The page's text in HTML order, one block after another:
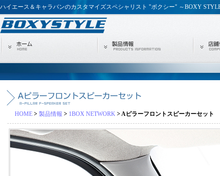
ハイエース＆キャラバンのカスタマイズスペシャリスト "ボクシー" ～BOXY
HOME > 製品情報 > 1BOX NETWORK > Aピラーフロントスピーカーセット